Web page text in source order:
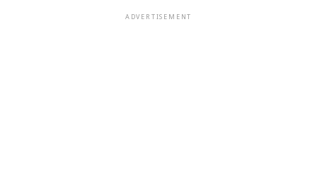
ADVERTISEMENT